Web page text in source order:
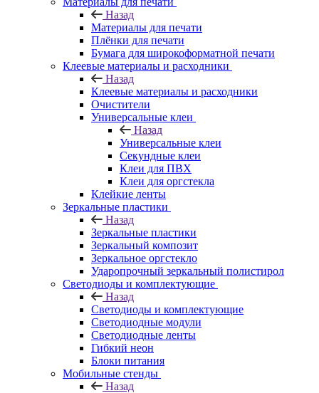
Назад
Материалы для печати
Плёнки для печати
Бумага для широкоформатной печати
Клеевые материалы и расходники
Назад
Клеевые материалы и расходники
Очистители
Универсальные клеи
Назад
Универсальные клеи
Секундные клеи
Клеи для ПВХ
Клеи для оргстекла
Клейкие ленты
Зеркальные пластики
Назад
Зеркальные пластики
Зеркальный композит
Зеркальное оргстекло
Ударопрочный зеркальный полистирол
Светодиоды и комплектующие
Назад
Светодиоды и комплектующие
Светодиодные модули
Светодиодные ленты
Гибкий неон
Блоки питания
Мобильные стенды
Назад